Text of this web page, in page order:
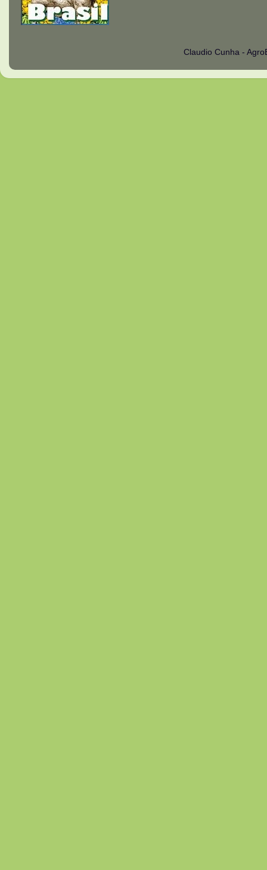
Claudio Cunha -